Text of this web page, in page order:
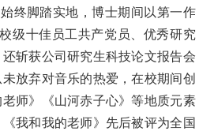
终脚踏实地，博士期间以第一作
级十佳员工共产党员、优秀研究
斩获公司研究生科技论文报告会
放弃对音乐的热爱，在校期间创
师》《山河赤子心》等地质元素
我和我的老师》先后被评为全国